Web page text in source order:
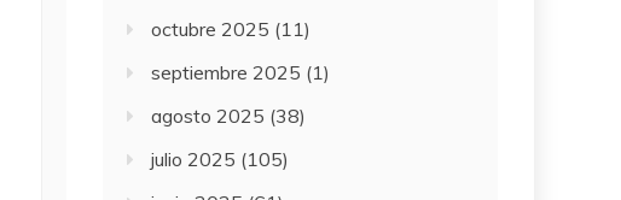
octubre 2025 (11)
septiembre 2025 (1)
agosto 2025 (38)
julio 2025 (105)